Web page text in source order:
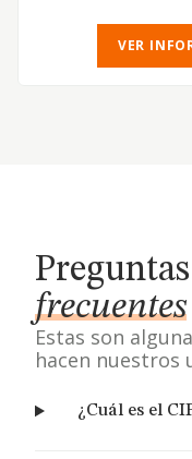
VER
Preguntas
frecuentes
Estas son
hacen nuestros
¿Cuál es el